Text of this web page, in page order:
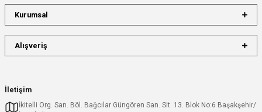
İletişim
İkitelli Org. San. Böl. Bağcılar Güngören San. Sit. 13. Blok No:6 Başakşehir/
Kurumsal
Alışveriş